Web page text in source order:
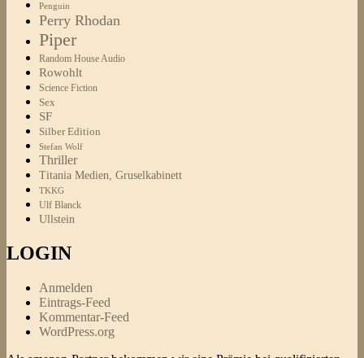
Penguin
Perry Rhodan
Piper
Random House Audio
Rowohlt
Science Fiction
Sex
SF
Silber Edition
Stefan Wolf
Thriller
Titania Medien, Gruselkabinett
TKKG
Ulf Blanck
Ullstein
LOGIN
Anmelden
Eintrags-Feed
Kommentar-Feed
WordPress.org